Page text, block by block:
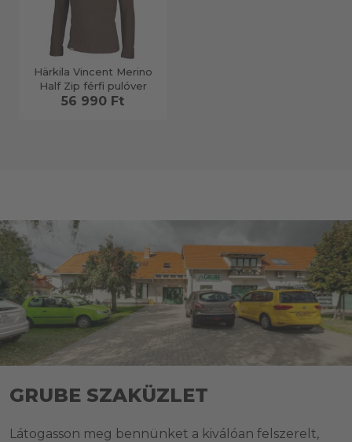
Härkila Vincent Merino
Half Zip férfi pulóver
56 990 Ft
GRUBE SZAKÜZLET
Látogasson meg bennünket a kiválóan felszerelt,